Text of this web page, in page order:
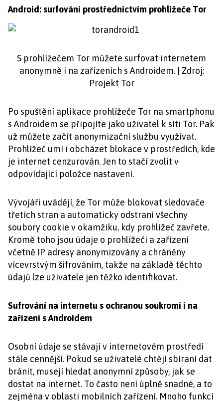
Android: surfování prostřednictvím prohlížeče Tor
S prohlížečem Tor můžete surfovat internetem
anonymně i na zařízeních s Androidem. | Zdroj:
Projekt Tor
Po spuštění aplikace prohlížeče Tor na smartphonu
s Androidem se připojíte jako uživatel k síti Tor. Pak
už můžete začít anonymizační službu využívat.
Prohlížeč umí i obcházet blokace v prostředích, kde
je internet cenzurován. Jen to stačí zvolit v
odpovídající položce nastavení.
Vývojáři uvádějí, že Tor může blokovat sledovače
třetích stran a automaticky odstraní všechny
soubory cookie v okamžiku, kdy prohlížeč zavřete.
Kromě toho jsou údaje o prohlížeči a zařízení
včetně IP adresy anonymizovány a chráněny
vícevrstvým šifrováním, takže na základě těchto
údajů lze uživatele jen těžko identifikovat.
Sufrování na internetu s ochranou soukromí i na
zařízení s Androidem
Osobní údaje se stávají v internetovém prostředí
stále cennější. Pokud se uživatelé chtějí sbíraní dat
bránit, musejí hledat anonymní způsoby, jak se
dostat na internet. To často není úplně snadné, a to
zejména v oblasti mobilních zařízení. Mnoho funkcí